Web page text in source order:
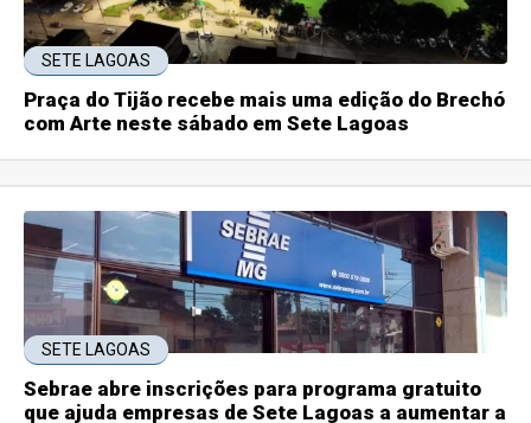
SETE LAGOAS
Praça do Tijão recebe mais uma edição do Brechó
com Arte neste sábado em Sete Lagoas
SETE LAGOAS
Sebrae abre inscrições para programa gratuito
que ajuda empresas de Sete Lagoas a aumentar a